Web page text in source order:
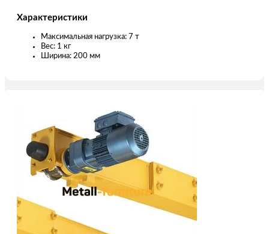
Характеристики
Максимальная нагрузка: 7 т
Вес: 1 кг
Ширина: 200 мм